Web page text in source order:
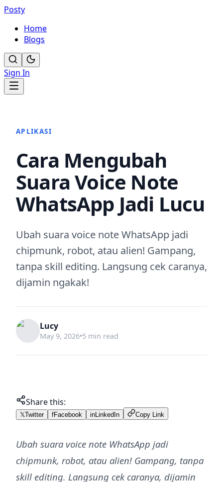
Posty
Home
Blogs
Sign In
APLIKASI
Cara Mengubah
Suara Voice Note
WhatsApp Jadi Lucu
Ubah suara voice note WhatsApp jadi
chipmunk, robot, atau alien! Gampang,
tanpa skill editing. Langsung cek caranya,
dijamin ngakak!
Lucy
May 9, 2026•5 min read
Share this:
𝕏Twitter fFacebook in LinkedIn Copy Link
Ubah suara voice note WhatsApp jadi
chipmunk, robot, atau alien! Gampang, tanpa
skill editing. Langsung cek caranya, dijamin